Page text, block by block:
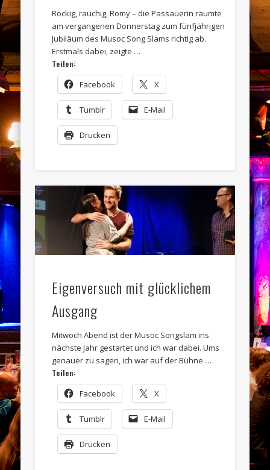
Rockig, rauchig, Romy – die Passauerin räumte
am vergangenen Donnerstag zum fünfjährigen
Jubiläum des Musoc Song Slams richtig ab.
Erstmals dabei, zeigte …
Teilen:
Facebook X
Tumblr E-Mail
Drucken
Eigenversuch mit glücklichem
Ausgang
Mitwoch Abend ist der Musoc Songslam ins
nächste Jahr gestartet und ich war dabei. Ums
genauer zu sagen, ich war auf der Bühne …
Teilen:
Facebook X
Tumblr E-Mail
Drucken